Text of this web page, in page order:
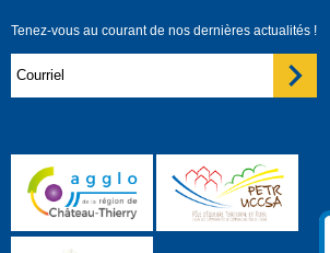
Tenez-vous au courant de nos dernières actualités !